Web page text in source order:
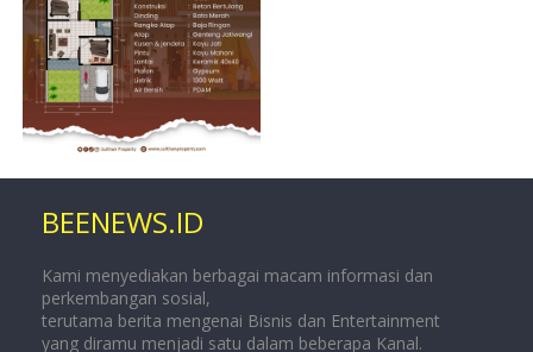
BEENEWS.ID
Kami menyediakan berbagai macam informasi dan
perkembangan sosial,
terutama berita mengenai Bisnis dan Entertainment
yang diramu menjadi satu dalam beberapa Kanal.